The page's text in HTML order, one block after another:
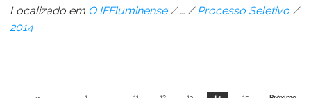
Localizado em O IFFluminense /… /Processo Seletivo /
2014